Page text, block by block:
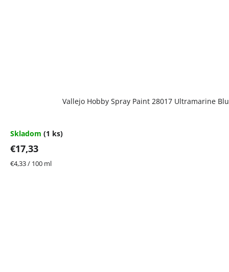
Vallejo Hobby Spray Paint 28017 Ultramarine
Skladom (1 ks)
€17,33
Jednotková
€4,33 / 100 ml